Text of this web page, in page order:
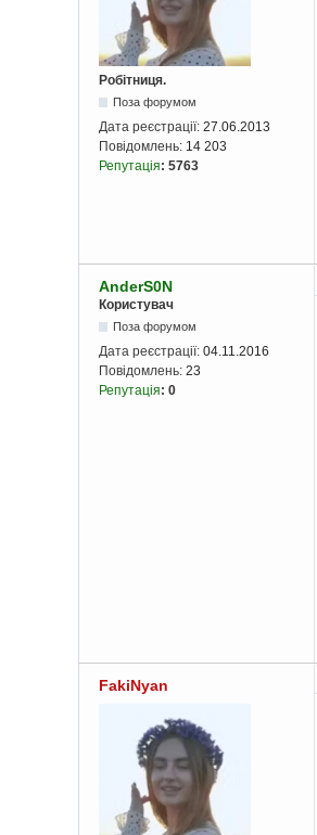
Робітниця.
Поза форумом
Дата реєстрації: 27.06.2013
Повідомлень: 14 203
Репутація: 5763
AnderS0N
Користувач
Поза форумом
Дата реєстрації: 04.11.2016
Повідомлень: 23
Репутація: 0
FakiNyan